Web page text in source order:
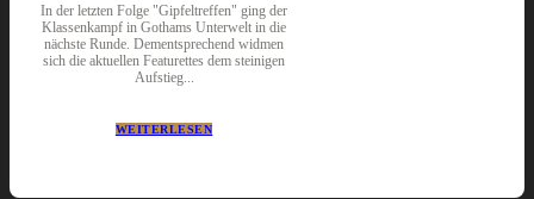
In der letzten Folge "Gipfeltreffen" ging der
Klassenkampf in Gothams Unterwelt in die
nächste Runde. Dementsprechend widmen
sich die aktuellen Featurettes dem steinigen
Aufstieg...
WEITERLESEN